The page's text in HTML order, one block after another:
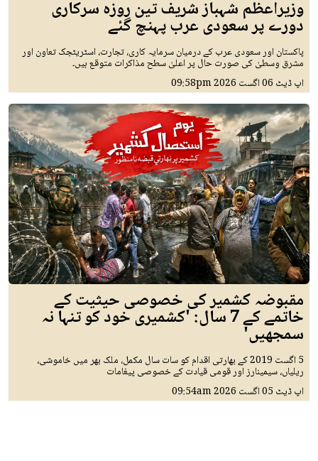
وزیراعظم شہباز شریف تین روزہ سرکاری
دورے پر سعودی عرب پہنچ گئے
پاکستان اور سعودی عرب کے درمیان سرمایہ کاری، تجارت، اسٹریٹجک تعاون اور
مشرق وسطیٰ کی صورت حال پر اعلیٰ سطح مذاکرات متوقع ہیں۔
اپ ڈیٹ 06 اگست 2026 09:58pm
مقبوضہ کشمیر کی خصوصی حیثیت کے
خاتمے کے 7 سال: 'کشمیری خود کو تنہا نہ
سمجھیں'
5 اگست 2019 کے بھارتی اقدام کو سات سال مکمل، ملک بھر میں خاموشی،
ریلیاں، سیمینارز اور قومی قیادت کے خصوصی پیغامات
اپ ڈیٹ 05 اگست 2026 09:54am